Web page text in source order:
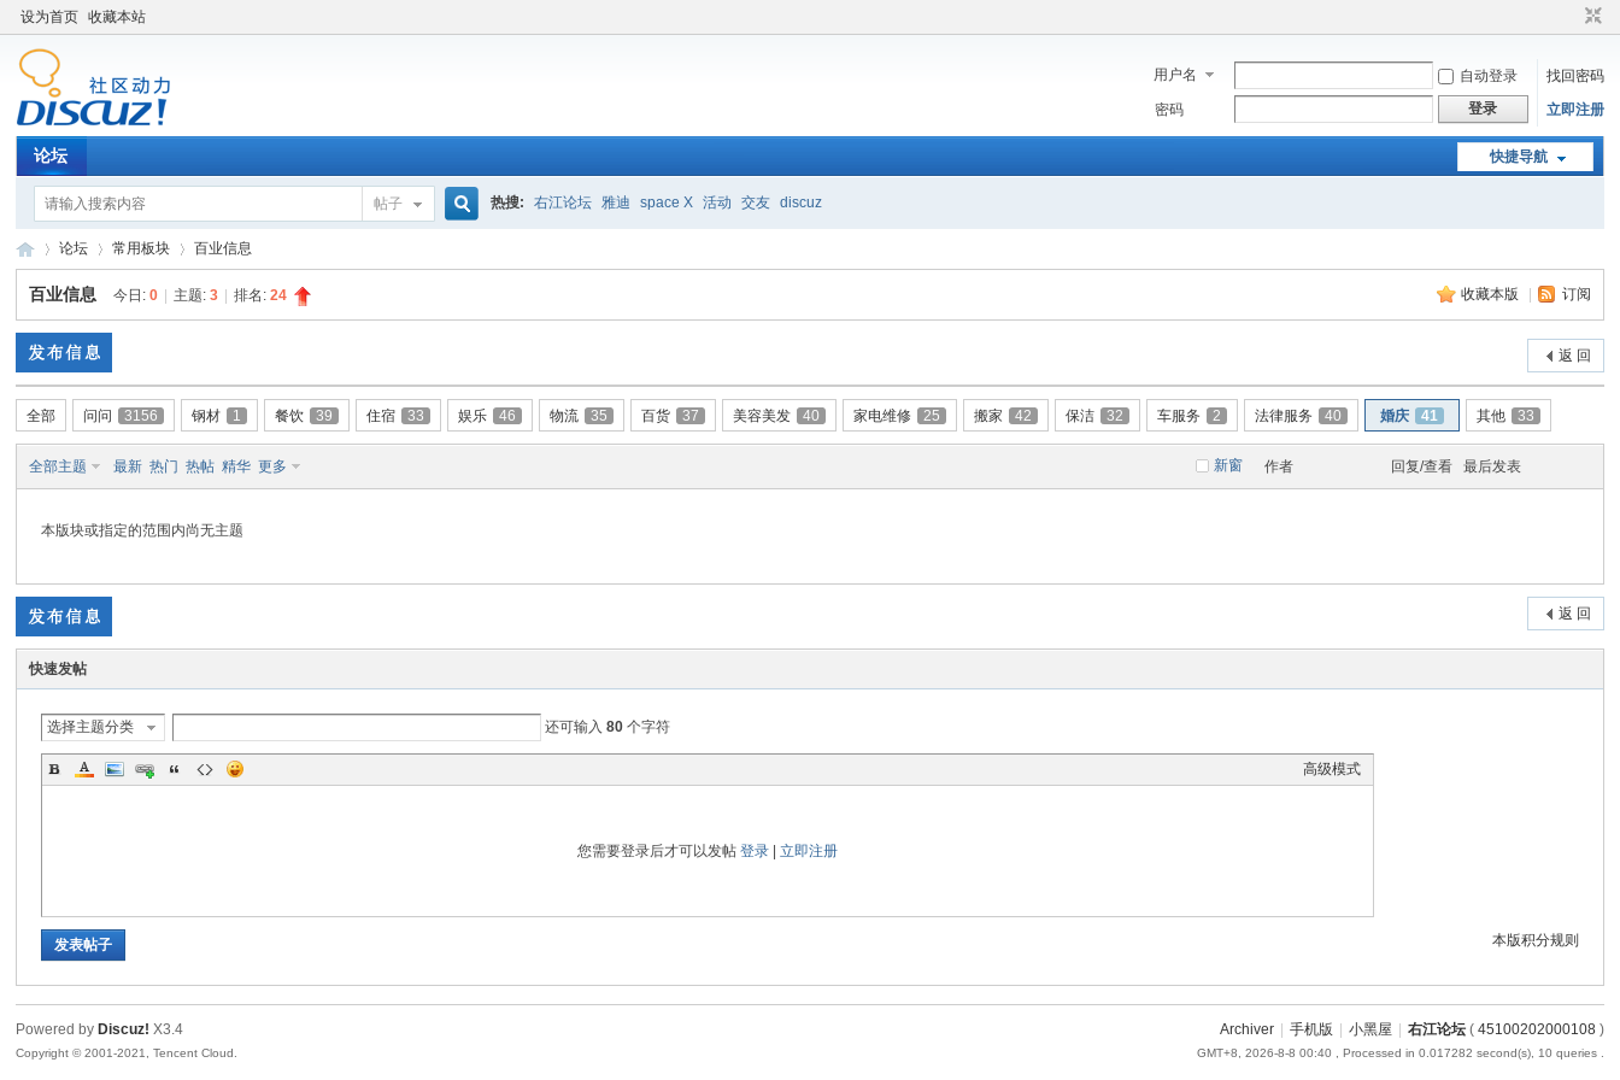
设为首页 收藏本站
用户名 自动登录
找回密码
密码
登录 立即注册
快捷导航
论坛
帖子 热搜: 右江论坛 雅迪 space X 活动 交友 discuz
百
色|
»
论坛
›
常用板块 百业信息
收藏本版 订阅
百业信息 今日:0 主题:3 排名:24
返 回
全部 问问 3156 钢材 1 餐饮 39 住宿 33 娱乐 46 物流 35 百货 37 美容美发 40 家电维修 25 搬家 42 保洁 32 车服务 2 法律服务 40 婚庆 41 其他 33
新窗
全部主题 最新 热门 热帖 精华 更多 作者 回复/查看 最后发表
本版块或指定的范围内尚无主题
返 回
快速发帖
选择主题分类 还可输入80 个字符
高级模式
您需要登录后才可以发帖 登录| 立即注册
本版积分规则
发表帖子
Archiver 手机版 小黑屋 右江论坛( 45100202000108)
GMT+8, 2026-8-8 00:40 , Processed in 0.017282 second(s), 10 queries .
Powered by Discuz! X3.4
Copyright © 2001-2021, Tencent Cloud.